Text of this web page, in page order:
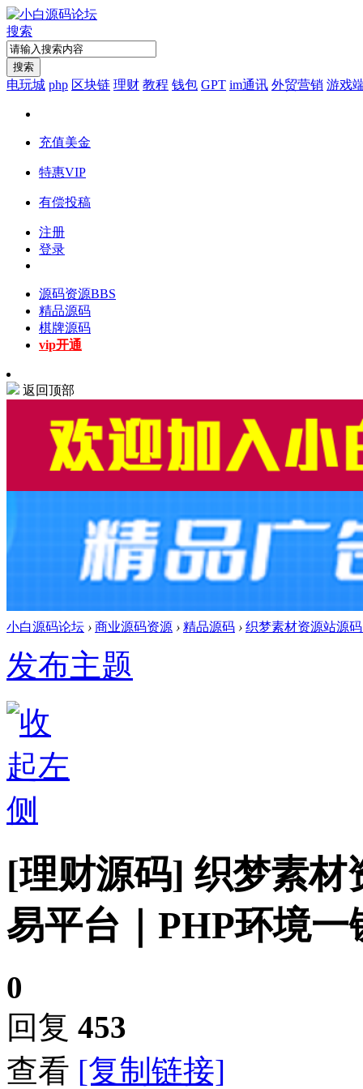
搜索
搜索
电玩城 php 区块链 理财 教程 钱包 GPT im通讯 外贸营销 游戏
充值美金
特惠VIP
有偿投稿
注册
登录
源码资源BBS
精品源码
棋牌源码
vip开通
返回顶部
小白源码论坛 › 商业源码资源 › 精品源码 › 织梦素材资源站源
发布主题
[理财源码] 织梦素材
易平台｜PHP环境一
0
回复 453
查看 [复制链接]